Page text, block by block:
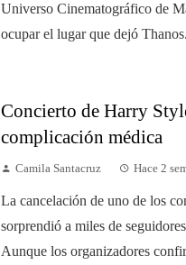
Universo Cinematográfico de
ocupar el lugar que dejó
Concierto de Harry
complicación médica
Camila Santacruz Hace 2
La cancelación de uno de los
sorprendió a miles de
Aunque los organizadores